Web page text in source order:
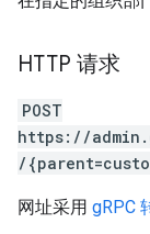
HTTP 请求
POST
https://
/
网址采用 gRPC